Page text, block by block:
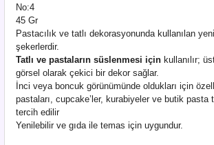
No:4
45 Gr
Pastacılık ve tatlı dekorasyonunda kullanılan
şekerlerdir.
Tatlı ve pastaların süslenmesi için kullanılır;
görsel olarak çekici bir dekor sağlar.
İnci veya boncuk görünümünde oldukları için
pastaları, cupcake’ler, kurabiyeler ve butik pasta
tercih edilir
Yenilebilir ve gıda ile temas için uygundur.